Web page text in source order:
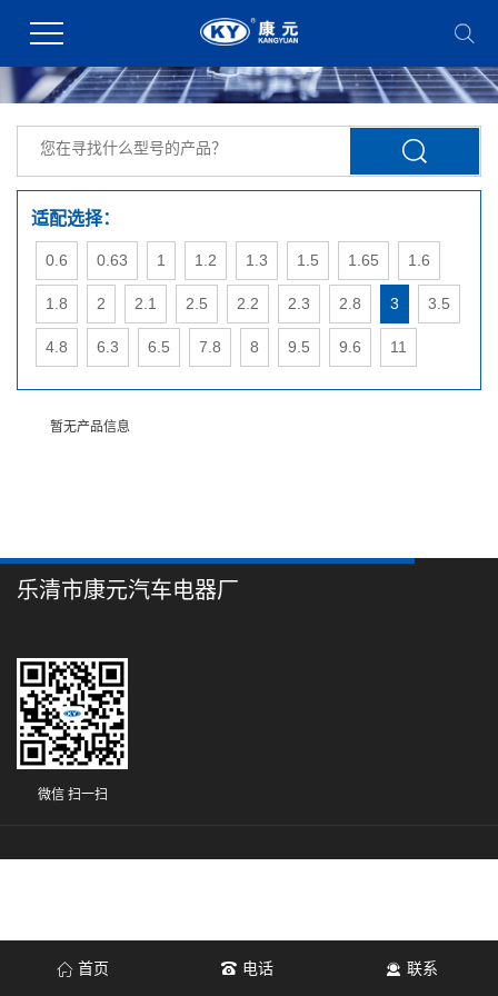
适配选择：
0.6 0.63 1 1.2 1.3 1.5 1.65 1.6
1.8 2 2.1 2.5 2.2 2.3 2.8 3 3.5
4.8 6.3 6.5 7.8 8 9.5 9.6 11
暂无产品信息
乐清市康元汽车电器厂
微信 扫一扫
首页 电话 联系